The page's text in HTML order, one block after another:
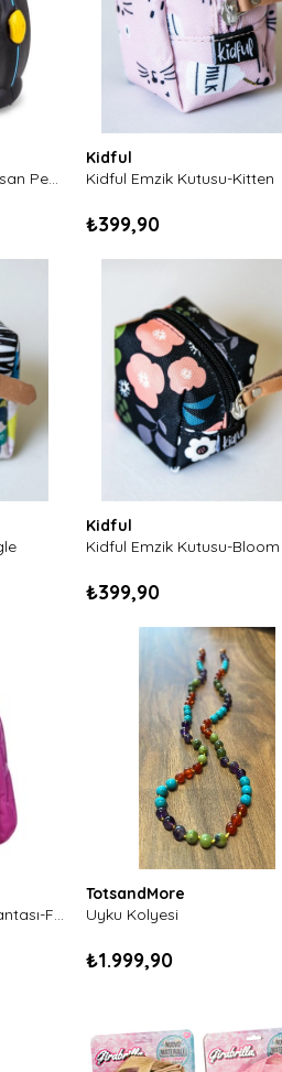
Trunki Çocuk Bavulu-Korsan Pedro
Kidful
Kidful Emzik Kutusu-Kitten
₺399,90
Kidful
Kidful Emzik Kutusu-Bloom
₺399,90
Kaukko Sport Mini Sırt Çantası-Fuşya
TotsandMore
Uyku Kolyesi
₺1.999,90